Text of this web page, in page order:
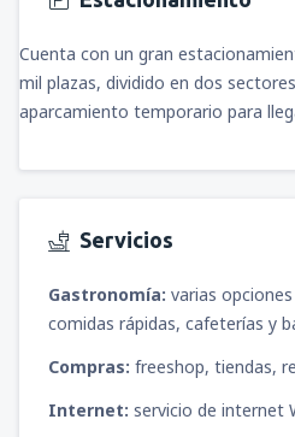
Cuenta con un gran
mil plazas, dividido en dos
aparcamiento temporario para
Servicios
Gastronomía: varias
comidas rápidas, cafeterías y
Compras: freeshop, tiendas,
Internet: servicio de internet